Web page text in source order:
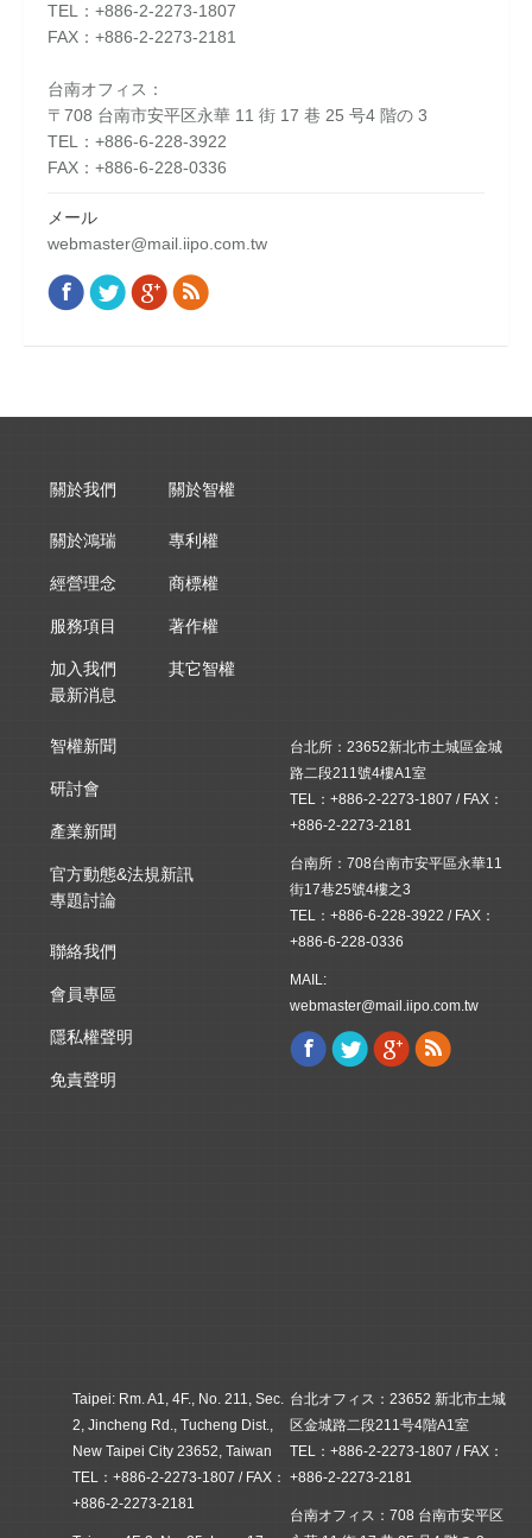
TEL：+886-2-2273-1807
FAX：+886-2-2273-2181
台南オフィス：
〒708 台南市安平区永華 11 街 17 巷 25 号4 階の 3
TEL：+886-6-228-3922
FAX：+886-6-228-0336
メール
webmaster@mail.iipo.com.tw
Find us on:
Facebook
TwitterGoogle+
Rss
關於我們
關於鴻瑞
經營理念
服務項目
加入我們
關於智權
專利權
商標權
著作權
其它智權
最新消息
智權新聞
研討會
產業新聞
官方動態&法規新訊
專題討論
聯絡我們
會員專區
隱私權聲明
免責聲明
台北所：23652新北市土城區金城
路二段211號4樓A1室
TEL：+886-2-2273-1807 / FAX：
+886-2-2273-2181
台南所：708台南市安平區永華11
街17巷25號4樓之3
TEL：+886-6-228-3922 / FAX：
+886-6-228-0336
MAIL:
webmaster@mail.iipo.com.tw
Find us on:
Facebook
TwitterGoogle+
Rss
台北オフィス：23652 新北市土城
区金城路二段211号4階A1室
TEL：+886-2-2273-1807 / FAX：
+886-2-2273-2181
台南オフィス：708 台南市安平区
Taipei: Rm. A1, 4F., No. 211, Sec.
2, Jincheng Rd., Tucheng Dist.,
New Taipei City 23652, Taiwan
TEL：+886-2-2273-1807 / FAX：
+886-2-2273-2181